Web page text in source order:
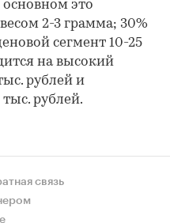
основном это
2-3 грамма; 30%
сегмент 10-25
на высокий
рублей и
рублей.
связь